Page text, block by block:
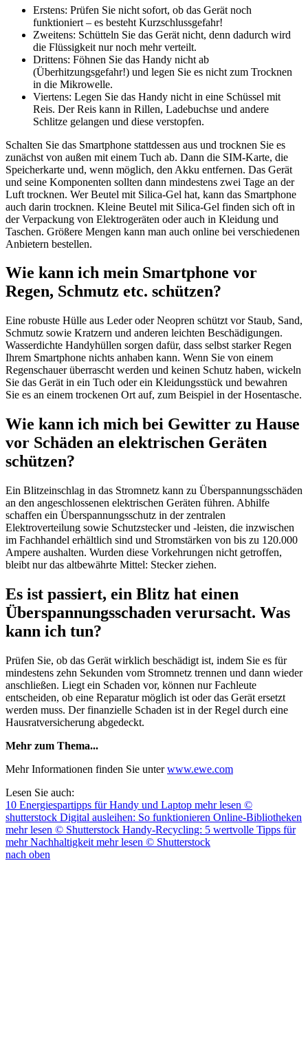
Erstens: Prüfen Sie nicht sofort, ob das Gerät noch
funktioniert – es besteht Kurzschlussgefahr!
Zweitens: Schütteln Sie das Gerät nicht, denn dadurch wird
die Flüssigkeit nur noch mehr verteilt.
Drittens: Föhnen Sie das Handy nicht ab
(Überhitzungsgefahr!) und legen Sie es nicht zum Trocknen
in die Mikrowelle.
Viertens: Legen Sie das Handy nicht in eine Schüssel mit
Reis. Der Reis kann in Rillen, Ladebuchse und andere
Schlitze gelangen und diese verstopfen.
Schalten Sie das Smartphone stattdessen aus und trocknen Sie es
zunächst von außen mit einem Tuch ab. Dann die SIM-Karte, die
Speicherkarte und, wenn möglich, den Akku entfernen. Das Gerät
und seine Komponenten sollten dann mindestens zwei Tage an der
Luft trocknen. Wer Beutel mit Silica-Gel hat, kann das Smartphone
auch darin trocknen. Kleine Beutel mit Silica-Gel finden sich oft in
der Verpackung von Elektrogeräten oder auch in Kleidung und
Taschen. Größere Mengen kann man auch online bei verschiedenen
Anbietern bestellen.
Wie kann ich mein Smartphone vor
Regen, Schmutz etc. schützen?
Eine robuste Hülle aus Leder oder Neopren schützt vor Staub, Sand,
Schmutz sowie Kratzern und anderen leichten Beschädigungen.
Wasserdichte Handyhüllen sorgen dafür, dass selbst starker Regen
Ihrem Smartphone nichts anhaben kann. Wenn Sie von einem
Regenschauer überrascht werden und keinen Schutz haben, wickeln
Sie das Gerät in ein Tuch oder ein Kleidungsstück und bewahren
Sie es an einem trockenen Ort auf, zum Beispiel in der Hosentasche.
Wie kann ich mich bei Gewitter zu Hause
vor Schäden an elektrischen Geräten
schützen?
Ein Blitzeinschlag in das Stromnetz kann zu Überspannungsschäden
an den angeschlossenen elektrischen Geräten führen. Abhilfe
schaffen ein Überspannungsschutz in der zentralen
Elektroverteilung sowie Schutzstecker und -leisten, die inzwischen
im Fachhandel erhältlich sind und Stromstärken von bis zu 120.000
Ampere aushalten. Wurden diese Vorkehrungen nicht getroffen,
bleibt nur das altbewährte Mittel: Stecker ziehen.
Es ist passiert, ein Blitz hat einen
Überspannungsschaden verursacht. Was
kann ich tun?
Prüfen Sie, ob das Gerät wirklich beschädigt ist, indem Sie es für
mindestens zehn Sekunden vom Stromnetz trennen und dann wieder
anschließen. Liegt ein Schaden vor, können nur Fachleute
entscheiden, ob eine Reparatur möglich ist oder das Gerät ersetzt
werden muss. Der finanzielle Schaden ist in der Regel durch eine
Hausratversicherung abgedeckt.
Mehr zum Thema...
Mehr Informationen finden Sie unterwww.ewe.com
Lesen Sie auch:
10 Energiespartipps für Handy und Laptop mehr lesen ©
shutterstock Digital ausleihen: So funktionieren Online-Bibliotheken
mehr lesen © Shutterstock Handy-Recycling: 5 wertvolle Tipps für
mehr Nachhaltigkeit mehr lesen © Shutterstock
nach oben